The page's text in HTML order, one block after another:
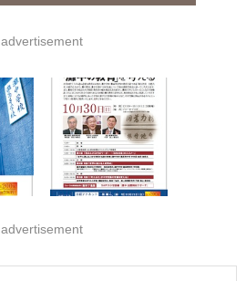
advertisement
advertisement